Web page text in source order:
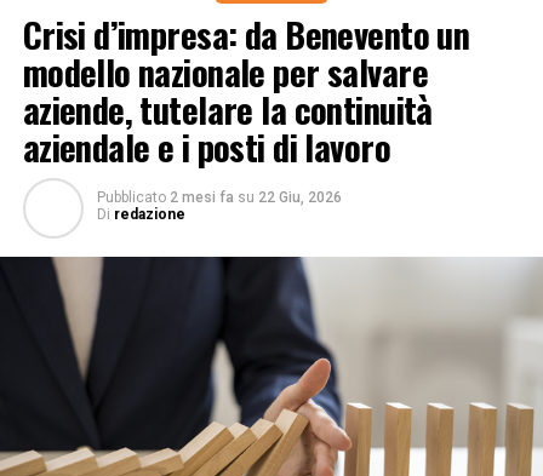
Crisi d’impresa: da Benevento un
modello nazionale per salvare
aziende, tutelare la continuità
aziendale e i posti di lavoro
Pubblicato 2 mesi fa su 22 Giu, 2026
Di redazione